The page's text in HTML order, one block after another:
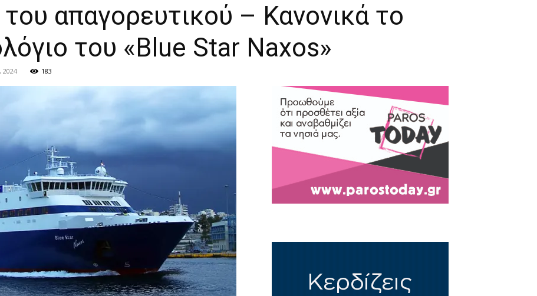
απαγορευτικού – Κανονικά το
του «Blue Star Naxos»
2024 183